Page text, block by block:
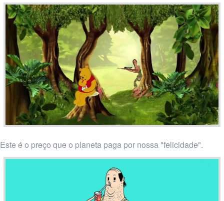
Este é o preço que o planeta paga por nossa "felicidade".